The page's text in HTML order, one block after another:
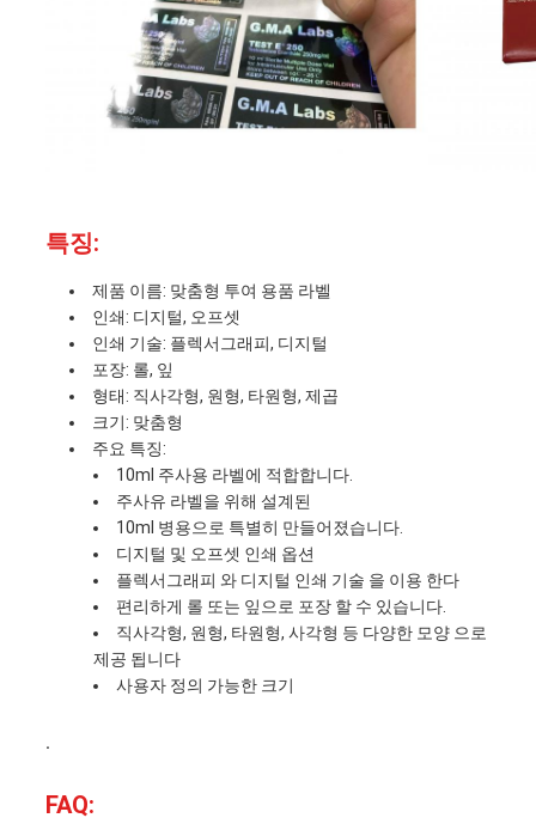
특징:
제품 이름: 맞춤형 투여 용품 라벨
인쇄: 디지털, 오프셋
인쇄 기술: 플렉서그래피, 디지털
포장: 롤, 잎
형태: 직사각형, 원형, 타원형, 제곱
크기: 맞춤형
주요 특징:
10ml 주사용 라벨에 적합합니다.
주사유 라벨을 위해 설계된
10ml 병용으로 특별히 만들어졌습니다.
디지털 및 오프셋 인쇄 옵션
플렉서그래피 와 디지털 인쇄 기술 을 이용 한다
편리하게 롤 또는 잎으로 포장 할 수 있습니다.
직사각형, 원형, 타원형, 사각형 등 다양한 모양 으로
제공 됩니다
사용자 정의 가능한 크기
.
FAQ: